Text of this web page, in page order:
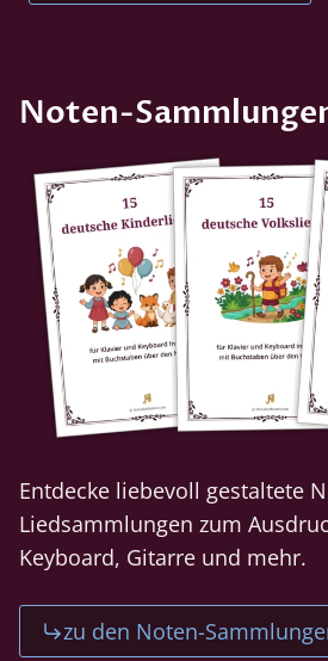
Noten-
Entdecke liebevoll gestaltete
Liedsammlungen zum
Keyboard, Gitarre und mehr.
zu den Noten-